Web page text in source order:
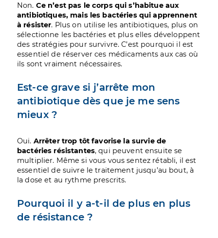
Non. Ce n’est pas le corps qui s’habitue aux
antibiotiques, mais les bactéries qui apprennent
à résister. Plus on utilise les antibiotiques, plus on
sélectionne les bactéries et plus elles développent
des stratégies pour survivre. C’est pourquoi il est
essentiel de réserver ces médicaments aux cas où
ils sont vraiment nécessaires.
Est-ce grave si j’arrête mon
antibiotique dès que je me sens
mieux ?
Oui. Arrêter trop tôt favorise la survie de
bactéries résistantes, qui peuvent ensuite se
multiplier. Même si vous vous sentez rétabli, il est
essentiel de suivre le traitement jusqu’au bout, à
la dose et au rythme prescrits.
Pourquoi il y a-t-il de plus en plus
de résistance ?